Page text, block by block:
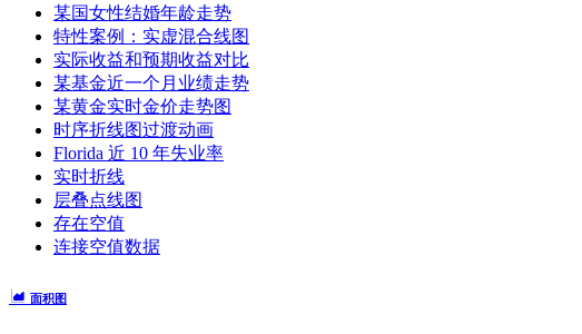
某国女性结婚年龄走势
特性案例：实虚混合线图
实际收益和预期收益对比
某基金近一个月业绩走势
某黄金实时金价走势图
时序折线图过渡动画
Florida 近 10 年失业率
实时折线
层叠点线图
存在空值
连接空值数据
面积图